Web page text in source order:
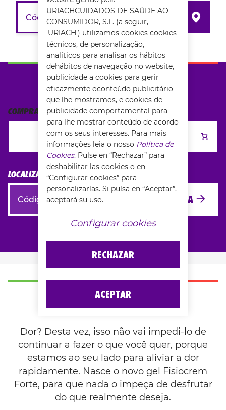
ONDE COMPRAR?
COMPRA ONLINE
COMPRA ONLINE
LOCALIZA A TUA FARMÁCIA MAIS PRÓXIMA
PESQUISA
QUER FISIOCREM?
Dor? Desta vez, isso não vai impedi-lo de
continuar a fazer o que você quer, porque
estamos ao seu lado para aliviar a dor
rapidamente. Nasce o novo gel Fisiocrem
Forte, para que nada o impeça de desfrutar
do que realmente deseja.
URIACHCUIDADOS DE SAÚDE AO
CONSUMIDOR, S.L. (a seguir,
'URIACH') utilizamos cookies cookies
técnicos, de personalização,
analíticos para analisar os hábitos
dehábitos de navegação no website,
publicidade a cookies para gerir
eficazmente oconteúdo publicitário
que lhe mostramos, e cookies de
publicidade comportamental para
para lhe mostrar conteúdo de acordo
com os seus interesses. Para mais
informações leia o nosso Política de
Cookies. Pulse en “Rechazar” para
deshabilitar las cookies o en
“Configurar cookies” para
personalizarlas. Si pulsa en “Aceptar”,
aceptará su uso.
Configurar cookies
RECHAZAR
ACEPTAR